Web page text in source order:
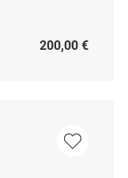
200,00 €